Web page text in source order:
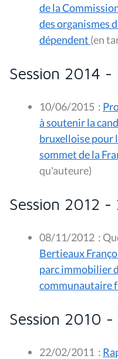
de la
des organismes
dépendent
Session 2014 -
10/06/2015 :
à soutenir la
bruxelloise pour
sommet de la
qu'auteure)
Session 2012 -
08/11/2012 :
Bertieaux
parc immobilier
communautaire
Session 2010 -
22/02/2011 :